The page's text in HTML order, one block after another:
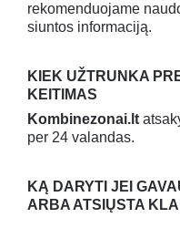
rekomenduojame
siuntos informaciją.
KIEK UŽTRUNKA
KEITIMAS
Kombinezonai.lt
per 24 valandas.
KĄ DARYTI JEI
ARBA ATSIŲSTA